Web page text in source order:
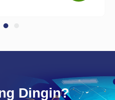
Dingin?